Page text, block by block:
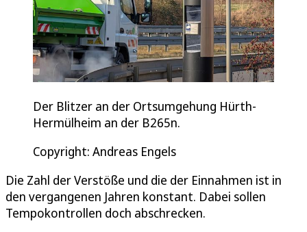
Der Blitzer an der Ortsumgehung Hürth-
Hermülheim an der B265n.
Copyright: Andreas Engels
Die Zahl der Verstöße und die der Einnahmen ist in
den vergangenen Jahren konstant. Dabei sollen
Tempokontrollen doch abschrecken.